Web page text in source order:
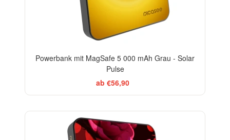
Powerbank mit MagSafe 5 000 mAh Grau - Solar
Pulse
ab €56,90